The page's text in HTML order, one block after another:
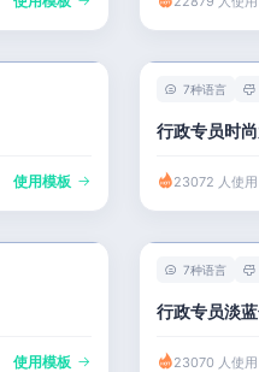
使用模板
7种语言
行政专员时
23072 人使用
使用模板
7种语言
行政专员淡
23070 人使用